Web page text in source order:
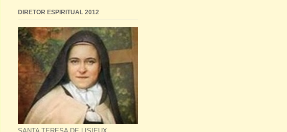
DIRETOR ESPIRITUAL 2012